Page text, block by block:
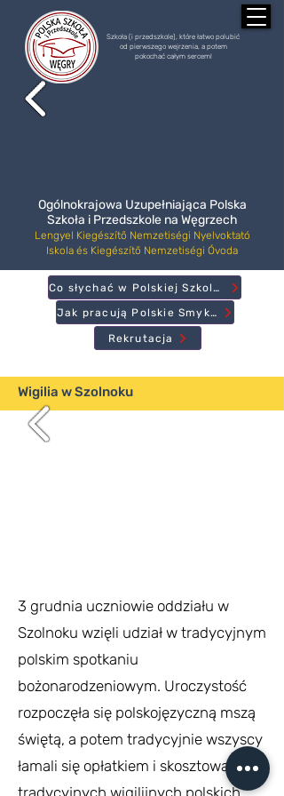
Szkoła (i przedszkole), które łatwo polubić
od pierwszego wejrzenia, a potem
pokochać całym sercem!
Ogólnokrajowa Uzupełniająca Polska
Szkoła i Przedszkole na Węgrzech
Lengyel Kiegészítő Nemzetiségi Nyelvoktató
Iskola és Kiegészítő Nemzetiségi Óvoda
Rekrutacja
Jak pracują Polskie Smyki?
Co słychać w Polskiej Szkole?
Wigilia w Szolnoku
3 grudnia uczniowie oddziału w
Szolnoku wzięli udział w tradycyjnym
polskim spotkaniu
bożonarodzeniowym. Uroczystość
rozpoczęła się polskojęzyczną mszą
świętą, a potem tradycyjnie wszyscy
łamali się opłatkiem i skosztowali
tradycyjnych wigilijnych polskich